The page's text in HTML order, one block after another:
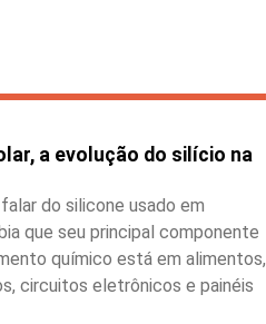
a evolução do silício na
do silicone usado em
que seu principal componente
químico está em alimentos,
circuitos eletrônicos e painéis